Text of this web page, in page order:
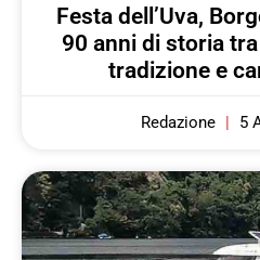
Festa dell’Uva,
90 anni di storia
tradizione e
Redazione 5